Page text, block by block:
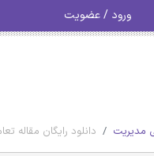
ورود / عضویت
مدیریت دانلود رایگان مقاله